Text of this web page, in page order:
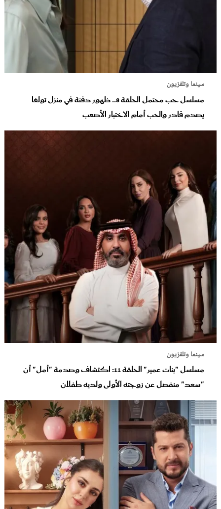
سينما وتلفزيون
مسلسل حب محتمل الحلقة 8.. ظهور دفنة في منزل تولغا
يصدم قادر والحب أمام الاختبار الأصعب
سينما وتلفزيون
مسلسل "بنات عمير" الحلقة 11: اكتشاف وصدمة "أمل" أن
"سعد" منفصل عن زوجته الأولى ولديه طفلان